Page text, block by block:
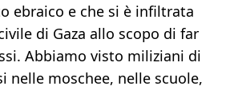
ebraico e che si è infiltrata
di Gaza allo scopo di far
Abbiamo visto miliziani di
nelle moschee, nelle scuole,